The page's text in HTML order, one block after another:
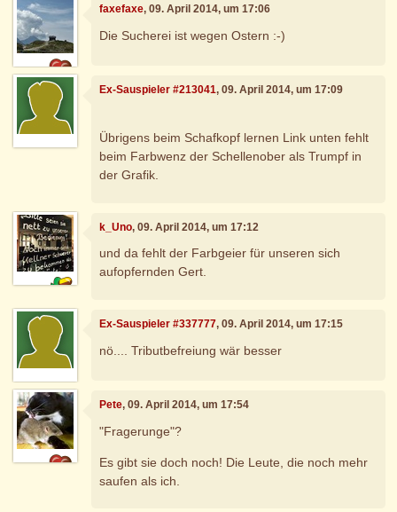
faxefaxe, 09. April 2014, um 17:06
Die Sucherei ist wegen Ostern :-)
Ex-Sauspieler #213041, 09. April 2014, um 17:09
Übrigens beim Schafkopf lernen Link unten fehlt
beim Farbwenz der Schellenober als Trumpf in
der Grafik.
k_Uno, 09. April 2014, um 17:12
und da fehlt der Farbgeier für unseren sich
aufopfernden Gert.
Ex-Sauspieler #337777, 09. April 2014, um 17:15
nö.... Tributbefreiung wär besser
Pete, 09. April 2014, um 17:54
"Fragerunge"?
Es gibt sie doch noch! Die Leute, die noch mehr
saufen als ich.